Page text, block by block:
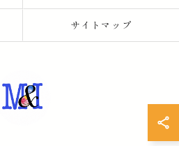
サイトマップ